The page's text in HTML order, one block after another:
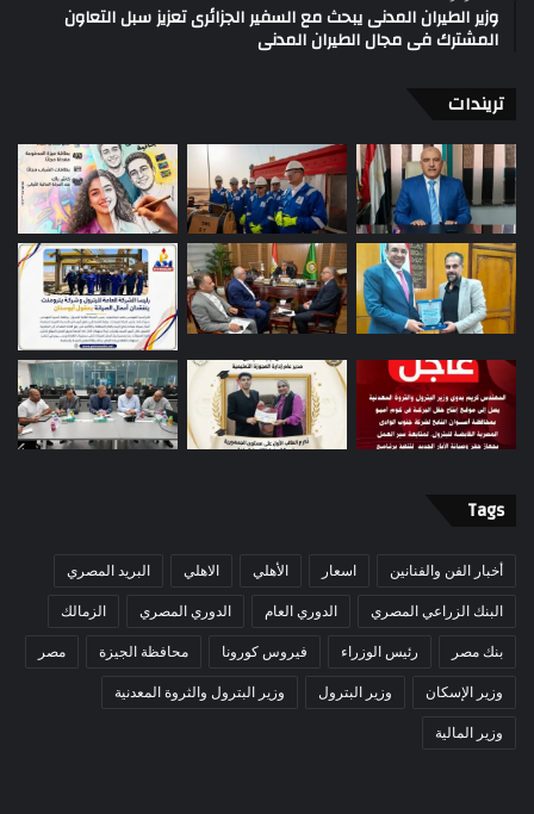
وزير الطيران المدنى يبحث مع السفير الجزائرى تعزيز سبل التعاون
المشترك فى مجال الطيران المدنى
تريندات
Tags
أخبار الفن والفنانين اسعار الأهلي الاهلي البريد المصري
البنك الزراعي المصري الدوري العام الدوري المصري الزمالك
بنك مصر رئيس الوزراء فيروس كورونا محافظة الجيزة مصر
وزير الإسكان وزير البترول وزير البترول والثروة المعدنية
وزير المالية